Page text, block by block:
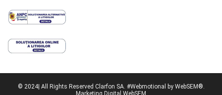
© 2024| All Rights Reserved Clarfon SA. #Webmotional by WebSEM®.
Marketing Digital WebSEM